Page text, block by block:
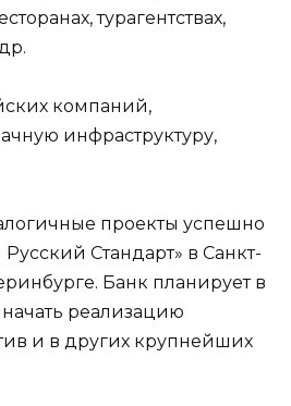
турагентствах,
компаний,
инфраструктуру,
проекты успешно
Стандарт» в Санкт-
Банк планирует в
реализацию
и в других крупнейших